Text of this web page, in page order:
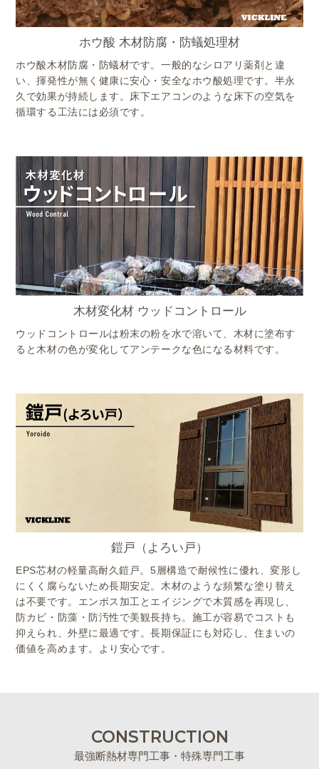
ホウ酸 木材防腐・防蟻処理材
ホウ酸木材防腐・防蟻材です。一般的なシロアリ薬剤と違
い、揮発性が無く健康に安心・安全なホウ酸処理です。半永
久で効果が持続します。床下エアコンのような床下の空気を
循環する工法には必須です。
木材変化材 ウッドコントロール
ウッドコントロールは粉末の粉を水で溶いて、木材に塗布す
ると木材の色が変化してアンテークな色になる材料です。
鎧戸（よろい戸）
EPS芯材の軽量高耐久鎧戸。5層構造で耐候性に優れ、変形し
にくく腐らないため長期安定。木材のような頻繁な塗り替え
は不要です。エンボス加工とエイジングで木質感を再現し、
防カビ・防藻・防汚性で美観長持ち。施工が容易でコストも
抑えられ、外壁に最適です。長期保証にも対応し、住まいの
価値を高めます。より安心です。
CONSTRUCTION
最強断熱材専門工事・特殊専門工事